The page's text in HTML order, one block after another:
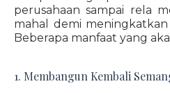
perusahaan sampai rela
mahal demi meningkatkan
Beberapa manfaat yang
1. Membangun Kembali